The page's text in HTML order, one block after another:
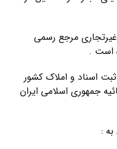
مرجع رسمی
است .
اسناد و املاک کشور
جمهوری اسلامی ایران
: